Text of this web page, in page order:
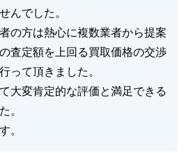
んでした。
の方は熱心に複数業者から提案
査定額を上回る買取価格の交渉
って頂きました。
大変肯定的な評価と満足できる
。
。